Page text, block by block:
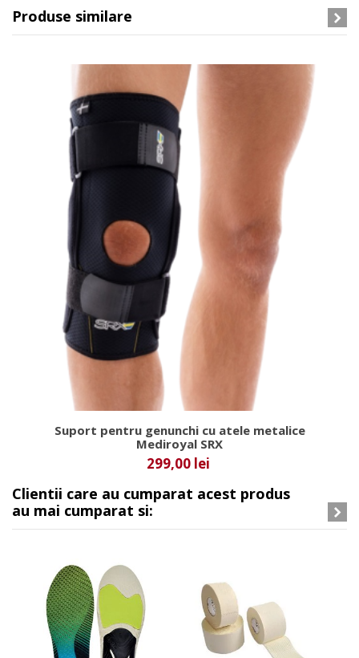
Produse similare
Suport pentru genunchi cu atele metalice
Mediroyal SRX
299,00 lei
Clientii care au cumparat acest produs
au mai cumparat si: